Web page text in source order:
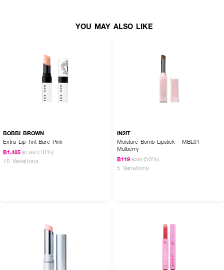
YOU MAY ALSO LIKE
BOBBI BROWN
Extra Lip Tint-Bare Pink
฿1,485 ฿1,650 (10%)
10 Variations
IN2IT
Moisture Bomb Lipstick - MBL01
Mulberry
฿119 ฿239 (50%)
5 Variations